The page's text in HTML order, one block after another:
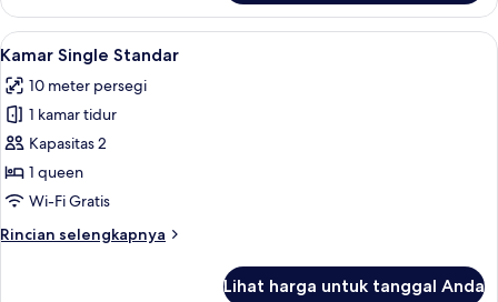
Kamar
Double
Deluks
Lihat
semua
foto
untuk
Kamar
Single
Standar
Seprai premium, busa memori,
5
Kamar Single Standar
10 meter persegi
1 kamar tidur
Kapasitas 2
1 queen
Wi-Fi Gratis
Rincian selengkapnya
Rincian
Lihat harga untuk tanggal Anda